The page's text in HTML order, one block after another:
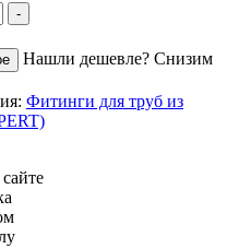
-
Нашли дешевле? Снизим
Фитинги для труб из